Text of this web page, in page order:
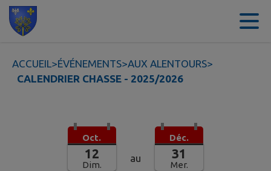
Contenu
ACCUEIL>ÉVÉNEMENTS>AUX ALENTOURS>
CALENDRIER CHASSE - 2025/2026
Oct.
12
Dim.
au
Déc.
31
Mer.